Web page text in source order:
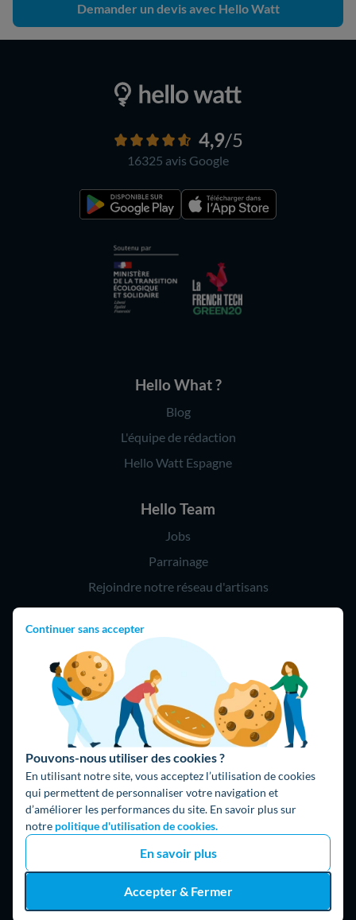
Continuer sans accepter
Pouvons-nous utiliser des cookies ?
En utilisant notre site, vous acceptez l’utilisation de cookies
qui permettent de personnaliser votre navigation et
d’améliorer les performances du site. En savoir plus sur
notre politique d'utilisation de cookies.
En savoir plus
Accepter & Fermer
Demander un devis avec Hello Watt
4,9/5
16325 avis Google
Hello What ?
Blog
L'équipe de rédaction
Hello Watt Espagne
Hello Team
Jobs
Parrainage
Rejoindre notre réseau d'artisans
Hello !
09 75 18 60 60
(8h-21h)
75018 Paris
Fait avec ⚡ par Hello Watt
© 2026 Hello Watt |CGU|Mentions légales